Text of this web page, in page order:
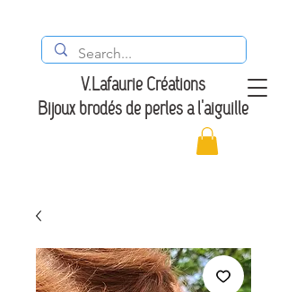
V.Lafaurie Créations
Bijoux brodés de perles à l'aiguille